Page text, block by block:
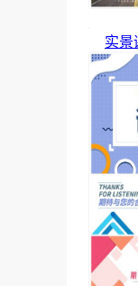
实景